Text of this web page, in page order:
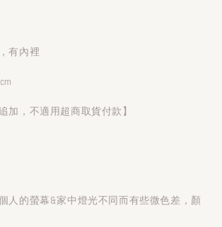
有內裡
加，不適用超商取貨付款】
人的螢幕&家中燈光不同而有些微色差，顏